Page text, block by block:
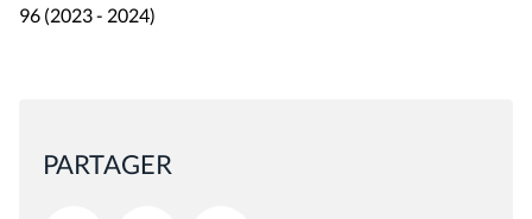
96 (2023 - 2024)
PARTAGER